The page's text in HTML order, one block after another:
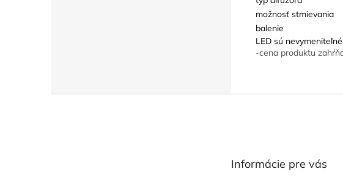
možnosť stmievania
balenie
LED sú nevymeniteľné
-cena produktu
Informácie pre vás